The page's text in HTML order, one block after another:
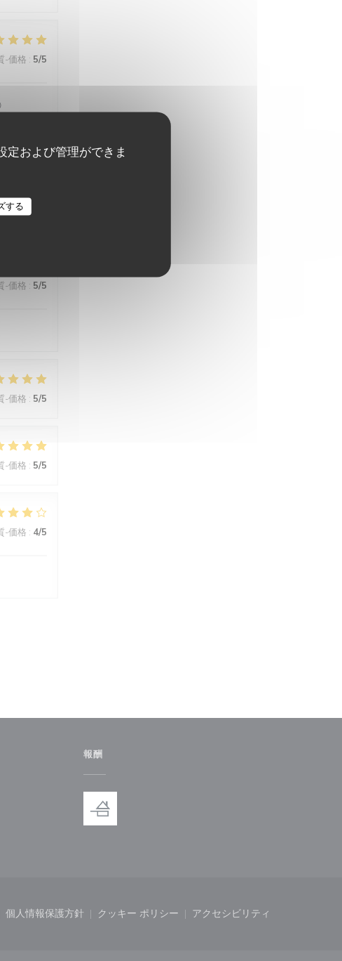
定および管理ができま
する
-価格 : 5/5
-価格 : 5/5
-価格 : 5/5
-価格 : 5/5
-価格 : 4/5
ドウで開きます))
ウィンドウで開きます))
報酬
ウで開きます))
いウィンドウで開きます))
個人情報保護方針
((新しいウィンドウで開きます))
クッキー ポリシー
((新しいウィンドウで開きます))
アクセシビリティ
((新しいウィンドウで開